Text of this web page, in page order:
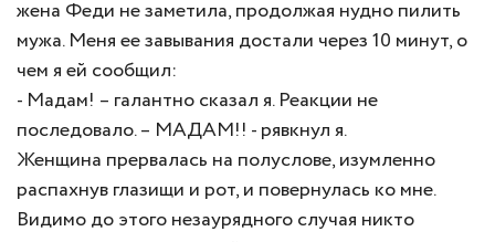
жена Феди не заметила, продолжая нудно пилить
мужа. Меня ее завывания достали через 10 минут, о
чем я ей сообщил:
- Мадам! – галантно сказал я. Реакции не
последовало. – МАДАМ!! - рявкнул я.
Женщина прервалась на полуслове, изумленно
распахнув глазищи и рот, и повернулась ко мне.
Видимо до этого незаурядного случая никто